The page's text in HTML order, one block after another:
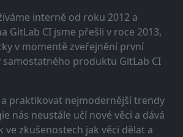
interně od roku 2012 a
GitLab CI jsme přešli v roce 2013,
v momentě zveřejnění první
samostatného produktu GitLab CI
praktikovat nejmodernější trendy
nás neustále učí nové věci a dává
ve zkušenostech jak věci dělat a